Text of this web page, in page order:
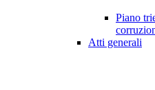
Piano
Atti generali